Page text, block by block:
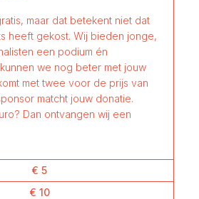
maar dat betekent niet dat
heeft gekost. Wij bieden jonge,
een podium én
we nog beter met jouw
met twee voor de prijs van
matcht jouw donatie.
Dan ontvangen wij een
€ 5
€ 10